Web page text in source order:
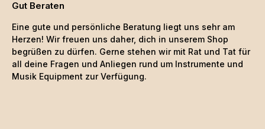
Gut Beraten
Eine gute und persönliche Beratung liegt uns sehr am
Herzen! Wir freuen uns daher, dich in unserem Shop
begrüßen zu dürfen. Gerne stehen wir mit Rat und Tat für
all deine Fragen und Anliegen rund um Instrumente und
Musik Equipment zur Verfügung.